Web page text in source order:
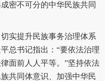
密不可分的中华民族共同
提升民族事务治理体系
总书记指出：“要依法治理
面前人人平等。”坚持依法
共同体意识、加强中华民